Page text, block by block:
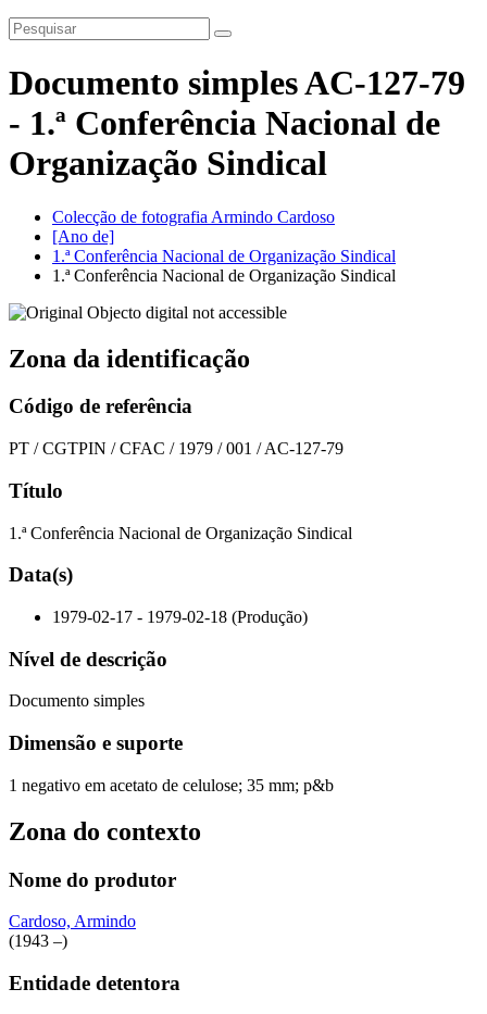
Documento simples AC-127-79
- 1.ª Conferência Nacional de
Organização Sindical
Colecção de fotografia Armindo Cardoso
[Ano de]
1.ª Conferência Nacional de Organização Sindical
1.ª Conferência Nacional de Organização Sindical
Zona da identificação
Código de referência
PT / CGTPIN / CFAC / 1979 / 001 / AC-127-79
Título
1.ª Conferência Nacional de Organização Sindical
Data(s)
1979-02-17 - 1979-02-18 (Produção)
Nível de descrição
Documento simples
Dimensão e suporte
1 negativo em acetato de celulose; 35 mm; p&b
Zona do contexto
Nome do produtor
Cardoso, Armindo
(1943 –)
Entidade detentora